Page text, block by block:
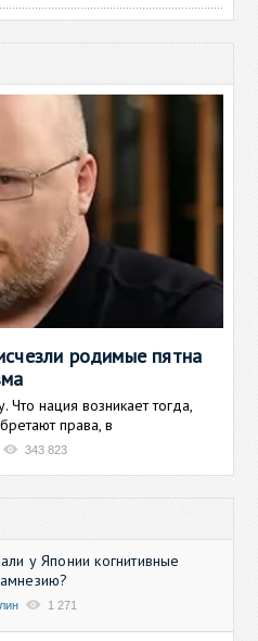
родимые пятна
нация возникает тогда,
права, в
343 823
у Японии когнитивные
1 271